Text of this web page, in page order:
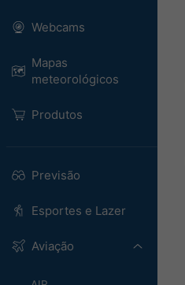
Webcams
Mapas
meteorológicos
Produtos
Previsão
Esportes e Lazer
Aviação